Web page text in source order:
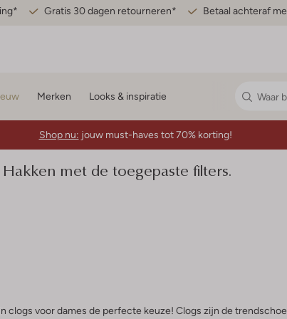
Gratis 30 dagen retourneren* Betaal achteraf
Merken Looks & inspiratie
Shop nu: jouw must-haves tot 70% korting!
met de toegepaste filters.
clogs voor dames de perfecte keuze! Clogs zijn de